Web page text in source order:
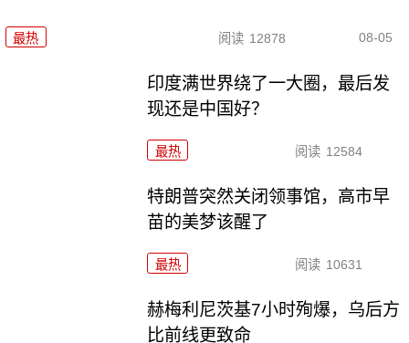
最热 阅读 12878 08-05
印度满世界绕了一大圈，最后发
现还是中国好？
最热 阅读 12584
特朗普突然关闭领事馆，高市早
苗的美梦该醒了
最热 阅读 10631
赫梅利尼茨基7小时殉爆，乌后方
比前线更致命